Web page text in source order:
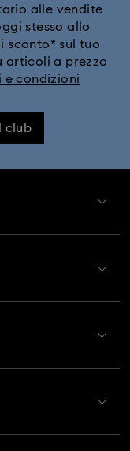
alle vendite
stesso allo
sconto* sul tuo
articoli a prezzo
e condizioni
club